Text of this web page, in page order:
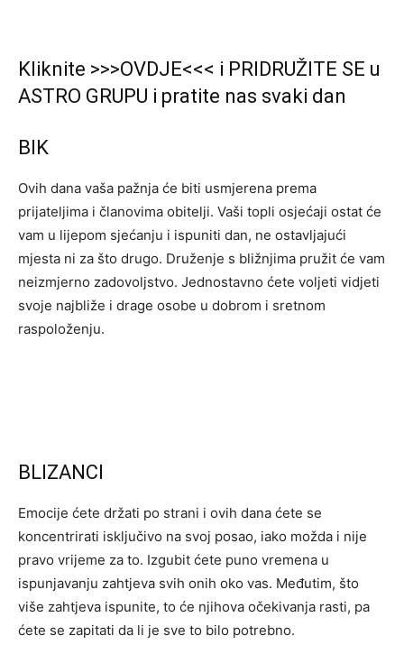
Kliknite >>>OVDJE<<< i PRIDRUŽITE SE u
ASTRO GRUPU i pratite nas svaki dan
BIK
Ovih dana vaša pažnja će biti usmjerena prema
prijateljima i članovima obitelji. Vaši topli osjećaji ostat će
vam u lijepom sjećanju i ispuniti dan, ne ostavljajući
mjesta ni za što drugo. Druženje s bližnjima pružit će vam
neizmjerno zadovoljstvo. Jednostavno ćete voljeti vidjeti
svoje najbliže i drage osobe u dobrom i sretnom
raspoloženju.
BLIZANCI
Emocije ćete držati po strani i ovih dana ćete se
koncentrirati isključivo na svoj posao, iako možda i nije
pravo vrijeme za to. Izgubit ćete puno vremena u
ispunjavanju zahtjeva svih onih oko vas. Međutim, što
više zahtjeva ispunite, to će njihova očekivanja rasti, pa
ćete se zapitati da li je sve to bilo potrebno.